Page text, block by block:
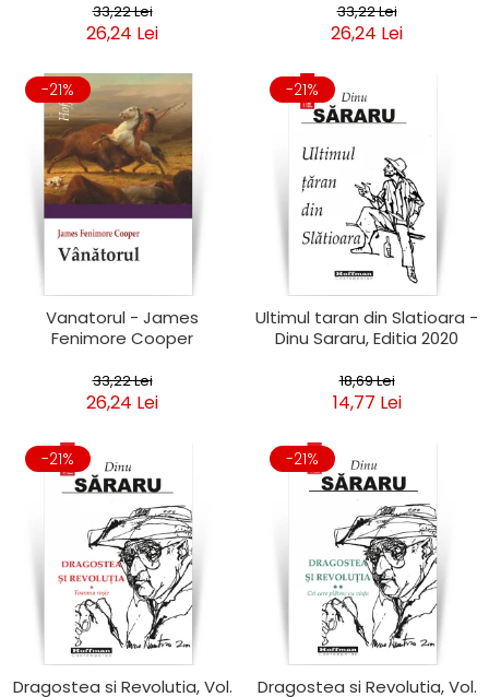
33,22 Lei
26,24 Lei
33,22 Lei
26,24 Lei
-21%
Vanatorul - James
Fenimore Cooper
33,22 Lei
26,24 Lei
-21%
Ultimul taran din Slatioara -
Dinu Sararu, Editia 2020
18,69 Lei
14,77 Lei
-21%
Dragostea si Revolutia, Vol.
-21%
Dragostea si Revolutia, Vol.